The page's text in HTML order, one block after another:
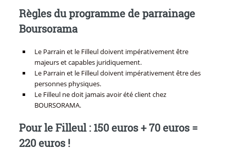
Règles du programme de parrainage
Boursorama
Le Parrain et le Filleul doivent impérativement être
majeurs et capables juridiquement.
Le Parrain et le Filleul doivent impérativement être des
personnes physiques.
Le Filleul ne doit jamais avoir été client chez
BOURSORAMA.
Pour le Filleul : 150 euros + 70 euros =
220 euros !